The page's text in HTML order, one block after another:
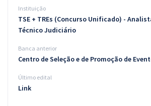
Blog
Instituição
TSE + TREs (Concurso Unificado) -
Técnico Judiciário
Banca anterior
Centro de Seleção e de Promoção de
Último edital
Link